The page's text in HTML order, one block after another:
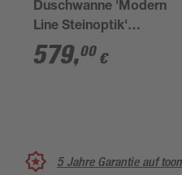
Duschwanne 'Modern
Line Steinoptik'
Mineralguss anthrazit
75 x 140 x 4 cm
579,00 €
5 Jahre Garantie auf